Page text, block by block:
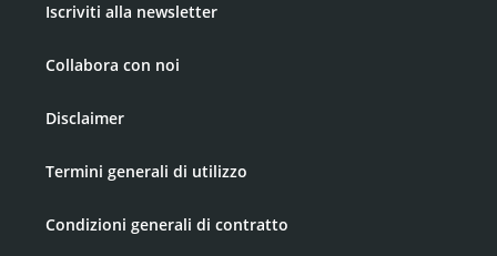
Iscriviti alla newsletter
Collabora con noi
Disclaimer
Termini generali di utilizzo
Condizioni generali di contratto